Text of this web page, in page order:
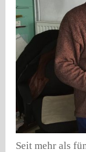
Seit mehr als